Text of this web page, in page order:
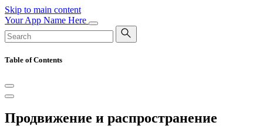
Skip to main content
Your App Name Here
Table of Contents
Продвижение и распространение